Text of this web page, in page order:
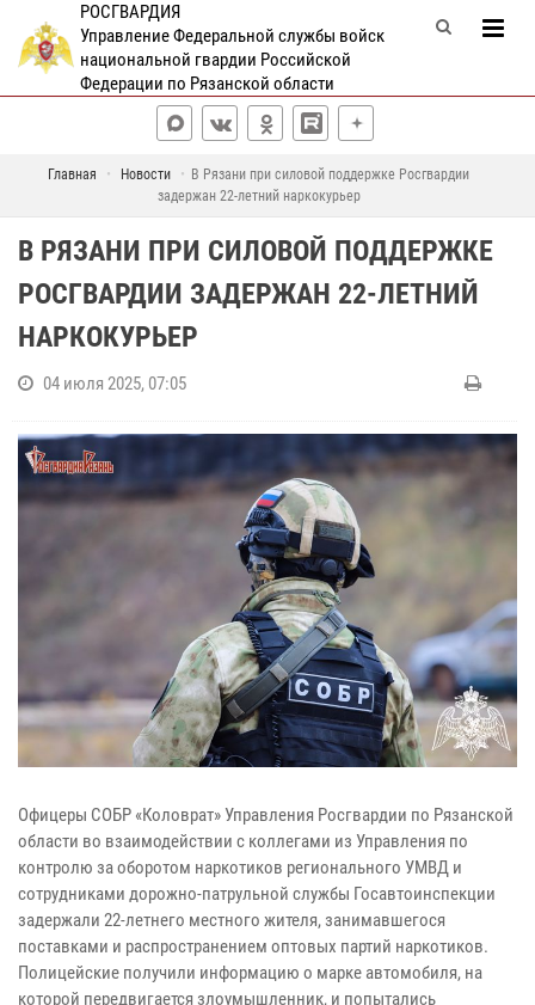
РОСГВАРДИЯ
Управление Федеральной службы войск
национальной гвардии Российской
Федерации по Рязанской области
Главная Новости
В Рязани при силовой поддержке Росгвардии
задержан 22-летний наркокурьер
В РЯЗАНИ ПРИ СИЛОВОЙ ПОДДЕРЖКЕ
РОСГВАРДИИ ЗАДЕРЖАН 22-ЛЕТНИЙ
НАРКОКУРЬЕР
04 июля 2025, 07:05
Офицеры СОБР «Коловрат» Управления Росгвардии по Рязанской
области во взаимодействии с коллегами из Управления по
контролю за оборотом наркотиков регионального УМВД и
сотрудниками дорожно-патрульной службы Госавтоинспекции
задержали 22-летнего местного жителя, занимавшегося
поставками и распространением оптовых партий наркотиков.
Полицейские получили информацию о марке автомобиля, на
которой передвигается злоумышленник, и попытались